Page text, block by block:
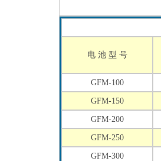
电 池 型 号
GFM-100
GFM-150
GFM-200
GFM-250
GFM-300